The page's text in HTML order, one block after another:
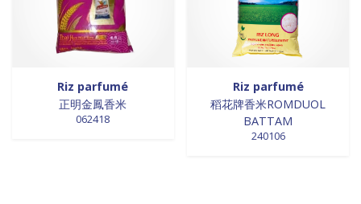
Riz parfumé
正明金鳳香米
062418
Riz parfumé
稻花牌香米ROMDUOL
BATTAM
240106